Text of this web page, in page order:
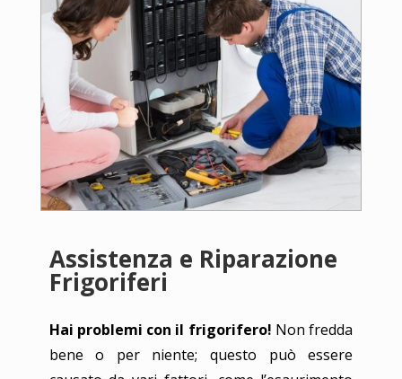
Assistenza e Riparazione
Frigoriferi
Hai problemi con il frigorifero! Non fredda
bene o per niente; questo può essere